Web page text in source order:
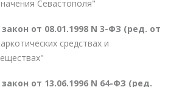
Севастополя"
от 08.01.1998 N 3-ФЗ (ред. от
средствах и
от 13.06.1996 N 64-ФЗ (ред.